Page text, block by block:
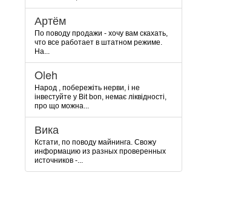
Артём
По поводу продажи - хочу вам скахать,
что все работает в штатном режиме.
На...
Oleh
Народ , побережіть нерви, і не
інвестуйте у Bit bon, немає ліквідності,
про що можна...
Вика
Кстати, по поводу майнинга. Свожу
информацию из разных проверенных
источников -...